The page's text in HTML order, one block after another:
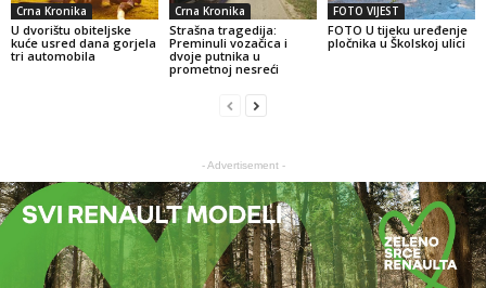
Crna Kronika
U dvorištu obiteljske
kuće usred dana gorjela
tri automobila
Crna Kronika
Strašna tragedija:
Preminuli vozačica i
dvoje putnika u
prometnoj nesreći
FOTO VIJEST
FOTO U tijeku uređenje
pločnika u Školskoj ulici
- Advertisement -